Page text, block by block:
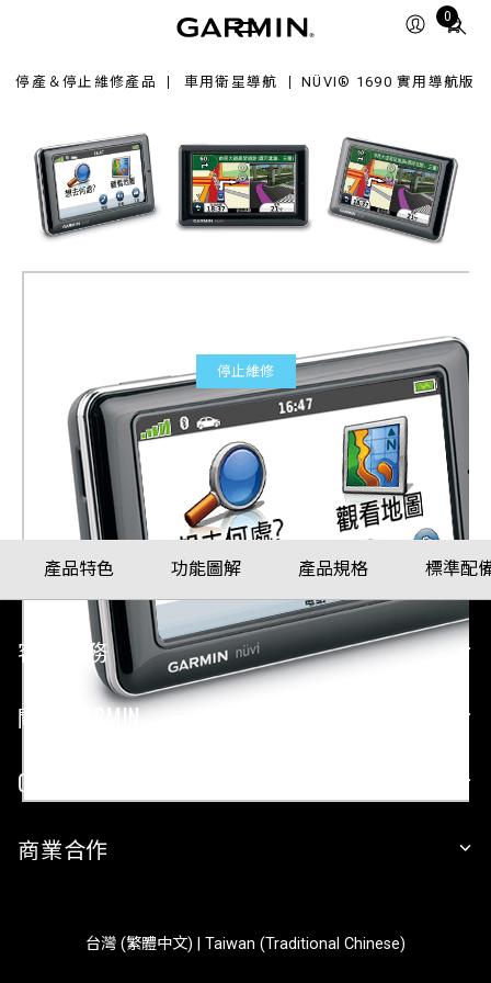
0
Total
cart:
停產＆停止維修產品 車用衛星導航 NÜVI® 1690 實用導航版
停止維修
nüvi® 1690 實用導航版
產品料號010-00822-62
產品特色 功能圖解 產品規格 標準配
客戶服務
關於 GARMIN
GARMIN 平台
商業合作
台灣 (繁體中文) | Taiwan (Traditional Chinese)